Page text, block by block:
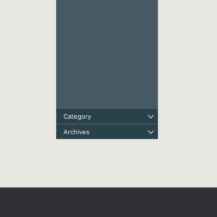
Category
Archives